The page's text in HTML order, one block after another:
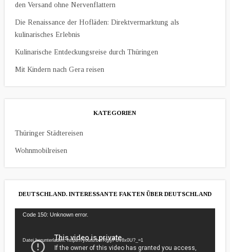
den Versand ohne Nervenflattern
Die Renaissance der Hofläden: Direktvermarktung als
kulinarisches Erlebnis
Kulinarische Entdeckungsreise durch Thüringen
Mit Kindern nach Gera reisen
KATEGORIEN
Thüringer Städtereisen
Wohnmobilreisen
DEUTSCHLAND. INTERESSANTE FAKTEN ÜBER DEUTSCHLAND
Video-
Code 150: Unknown error.
Datei herunterladen: https://youtu.be/RglyFUv8x0U?_=1